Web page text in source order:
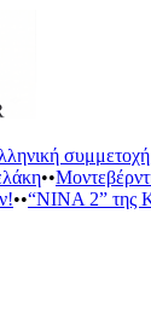
••
••“NINA 2” της